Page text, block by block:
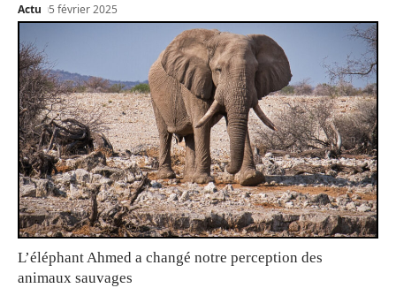
Actu 5 février 2025
L’éléphant Ahmed a changé notre perception des
animaux sauvages